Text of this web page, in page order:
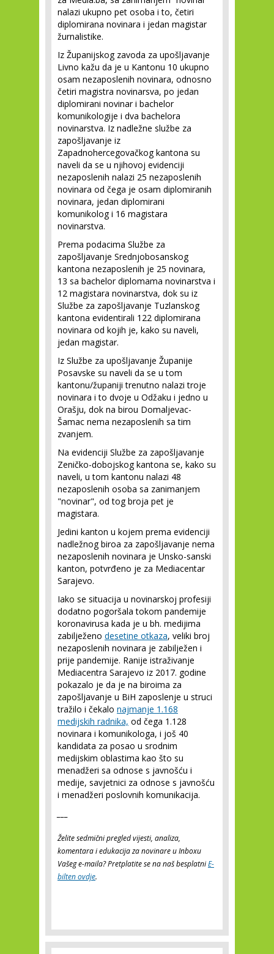
nalazi ukupno pet osoba i to, četiri
diplomirana novinara i jedan magistar
žurnalistike.
Iz Županijskog zavoda za upošljavanje
Livno kažu da je u Kantonu 10 ukupno
osam nezaposlenih novinara, odnosno
četiri magistra novinarsva, po jedan
diplomirani novinar i bachelor
komunikologije i dva bachelora
novinarstva. Iz nadležne službe za
zapošljavanje iz
Zapadnohercegovačkog kantona su
naveli da se u njihovoj evidenciji
nezaposlenih nalazi 25 nezaposlenih
novinara od čega je osam diplomiranih
novinara, jedan diplomirani
komunikolog i 16 magistara
novinarstva.
Prema podacima Službe za
zapošljavanje Srednjobosanskog
kantona nezaposlenih je 25 novinara,
13 sa bachelor diplomama novinarstva i
12 magistara novinarstva, dok su iz
Službe za zapošljavanje Tuzlanskog
kantona evidentirali 122 diplomirana
novinara od kojih je, kako su naveli,
jedan magistar.
Iz Službe za upošljavanje Županije
Posavske su naveli da se u tom
kantonu/županiji trenutno nalazi troje
novinara i to dvoje u Odžaku i jedno u
Orašju, dok na birou Domaljevac-
Šamac nema nezaposlenih sa tim
zvanjem.
Na evidenciji Službe za zapošljavanje
Zeničko-dobojskog kantona se, kako su
naveli, u tom kantonu nalazi 48
nezaposlenih osoba sa zanimanjem
"novinar", od tog broja pet je
magistara.
Jedini kanton u kojem prema evidenciji
nadležnog biroa za zapošljavanje nema
nezaposlenih novinara je Unsko-sanski
kanton, potvrđeno je za Mediacentar
Sarajevo.
Iako se situacija u novinarskoj profesiji
dodatno pogoršala tokom pandemije
koronavirusa kada je u bh. medijima
zabilježeno desetine otkaza, veliki broj
nezaposlenih novinara je zabilježen i
prije pandemije. Ranije istraživanje
Mediacentra Sarajevo iz 2017. godine
pokazalo je da je na biroima za
zapošljavanje u BiH zaposlenje u struci
tražilo i čekalo najmanje 1.168
medijskih radnika, od čega 1.128
novinara i komunikologa, i još 40
kandidata za posao u srodnim
medijskim oblastima kao što su
menadžeri sa odnose s javnošću i
medije, savjetnici za odnose s javnošću
i menadžeri poslovnih komunikacija.
Želite sedmični pregled vijesti, analiza,
komentara i edukacija za novinare u Inboxu
Vašeg e-maila? Pretplatite se na naš besplatniE-
bilten ovdje.